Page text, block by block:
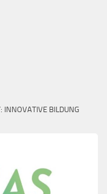
INNOVATIVE BILDUNG